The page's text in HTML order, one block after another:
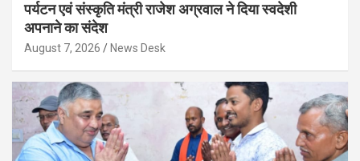
पर्यटन एवं संस्कृति मंत्री राजेश अग्रवाल ने दिया स्वदेशी
अपनाने का संदेश
August 7, 2026 News Desk